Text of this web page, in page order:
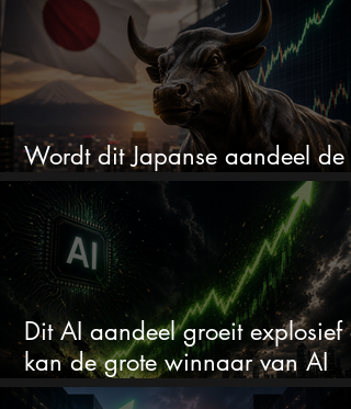
Wordt dit Japanse aandeel de
comeback kid van 2026?
Dit AI aandeel groeit explosief
kan de grote winnaar van AI
worden